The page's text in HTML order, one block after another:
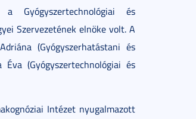
Gyógyszertechnológiai és
Szervezetének elnöke volt. A
(Gyógyszerhatástani és
(Gyógyszertechnológiai és
Intézet nyugalmazott